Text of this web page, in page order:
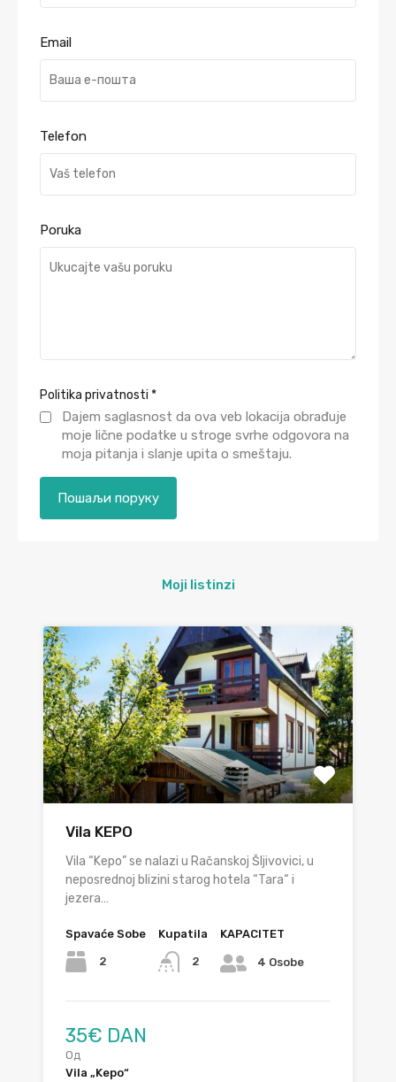
Email
Telefon
Poruka
Politika privatnosti *
Dajem saglasnost da ova veb lokacija obrađuje
moje lične podatke u stroge svrhe odgovora na
moja pitanja i slanje upita o smeštaju.
Moji listinzi
Vila KEPO
Vila “Kepo” se nalazi u Račanskoj Šljivovici, u
neposrednoj blizini starog hotela “Tara“ i
jezera…
Spavaće Sobe
2
Kupatila
2
KAPACITET
4 Osobe
35€ DAN
Од
Vila „Kepo“